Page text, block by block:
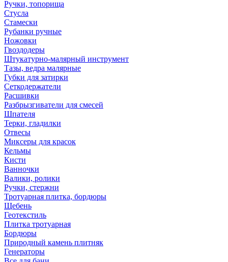
Ручки, топорища
Стусла
Стамески
Рубанки ручные
Ножовки
Гвоздодеры
Штукатурно-малярный инструмент
Тазы, ведра малярные
Губки для затирки
Сеткодержатели
Расшивки
Разбрызгиватели для смесей
Шпателя
Терки, гладилки
Отвесы
Миксеры для красок
Кельмы
Кисти
Ванночки
Валики, ролики
Ручки, стержни
Тротуарная плитка, бордюры
Щебень
Геотекстиль
Плитка тротуарная
Бордюры
Природный камень плитняк
Генераторы